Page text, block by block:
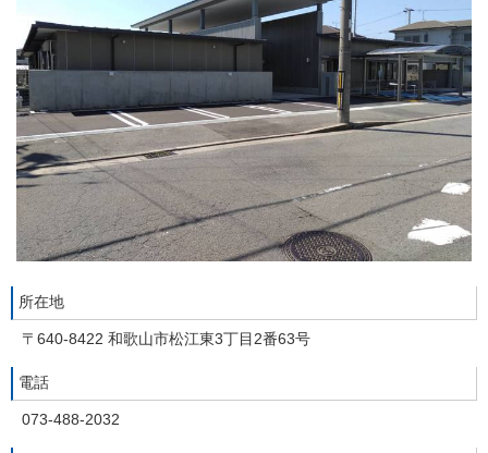
所在地
〒640-8422 和歌山市松江東3丁目2番63号
電話
073-488-2032